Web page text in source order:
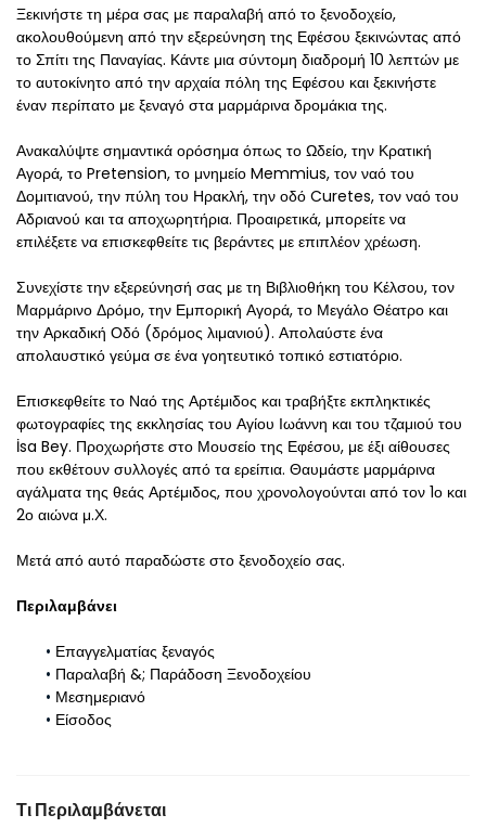
Ξεκινήστε τη μέρα σας με παραλαβή από το ξενοδοχείο,
ακολουθούμενη από την εξερεύνηση της Εφέσου ξεκινώντας από
το Σπίτι της Παναγίας. Κάντε μια σύντομη διαδρομή 10 λεπτών με
το αυτοκίνητο από την αρχαία πόλη της Εφέσου και ξεκινήστε
έναν περίπατο με ξεναγό στα μαρμάρινα δρομάκια της.
Ανακαλύψτε σημαντικά ορόσημα όπως το Ωδείο, την Κρατική
Αγορά, το Pretension, το μνημείο Memmius, τον ναό του
Δομιτιανού, την πύλη του Ηρακλή, την οδό Curetes, τον ναό του
Αδριανού και τα αποχωρητήρια. Προαιρετικά, μπορείτε να
επιλέξετε να επισκεφθείτε τις βεράντες με επιπλέον χρέωση.
Συνεχίστε την εξερεύνησή σας με τη Βιβλιοθήκη του Κέλσου, τον
Μαρμάρινο Δρόμο, την Εμπορική Αγορά, το Μεγάλο Θέατρο και
την Αρκαδική Οδό (δρόμος λιμανιού). Απολαύστε ένα
απολαυστικό γεύμα σε ένα γοητευτικό τοπικό εστιατόριο.
Επισκεφθείτε το Ναό της Αρτέμιδος και τραβήξτε εκπληκτικές
φωτογραφίες της εκκλησίας του Αγίου Ιωάννη και του τζαμιού του
İsa Bey. Προχωρήστε στο Μουσείο της Εφέσου, με έξι αίθουσες
που εκθέτουν συλλογές από τα ερείπια. Θαυμάστε μαρμάρινα
αγάλματα της θεάς Αρτέμιδος, που χρονολογούνται από τον 1ο και
2ο αιώνα μ.Χ.
Μετά από αυτό παραδώστε στο ξενοδοχείο σας.
Περιλαμβάνει
Επαγγελματίας ξεναγός
Παραλαβή &; Παράδοση Ξενοδοχείου
Μεσημεριανό
Είσοδος
Τι Περιλαμβάνεται